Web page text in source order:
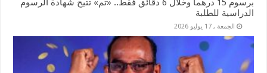
برسوم 15 درهماً وخلال 6 دقائق فقط.. «تم» تتيح شهادة الرسوم
الدراسية للطلبة
الجمعة , 17 يوليو 2026